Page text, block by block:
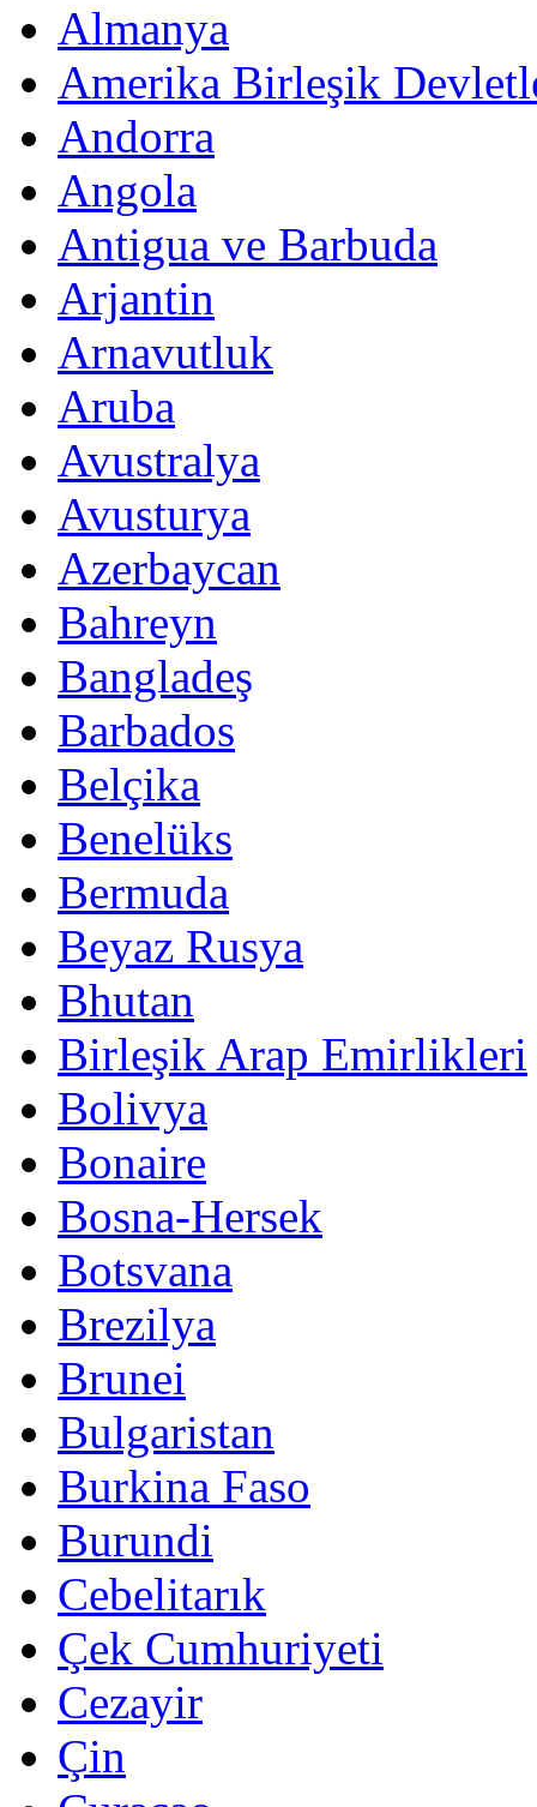
Almanya
Amerika Birleşik
Andorra
Angola
Antigua ve Barbuda
Arjantin
Arnavutluk
Aruba
Avustralya
Avusturya
Azerbaycan
Bahreyn
Bangladeş
Barbados
Belçika
Benelüks
Bermuda
Beyaz Rusya
Bhutan
Birleşik Arap Emirlikleri
Bolivya
Bonaire
Bosna-Hersek
Botsvana
Brezilya
Brunei
Bulgaristan
Burkina Faso
Burundi
Cebelitarık
Çek Cumhuriyeti
Cezayir
Çin